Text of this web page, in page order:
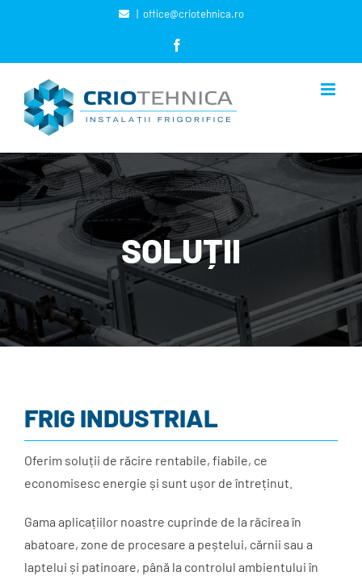
| office@criotehnica.ro
SOLUȚII
FRIG INDUSTRIAL
Oferim soluții de răcire rentabile, fiabile, ce
economisesc energie și sunt ușor de întreținut.
Gama aplicațiilor noastre cuprinde de la răcirea în
abatoare, zone de procesare a peștelui, cărnii sau a
laptelui și patinoare, până la controlul ambientului în